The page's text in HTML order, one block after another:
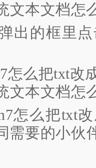
的框里点
么把txt改
需要的小伙